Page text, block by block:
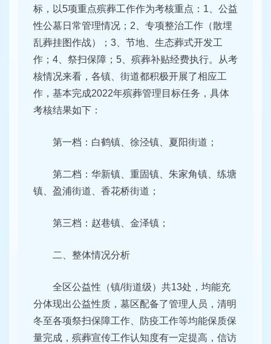
标，以5项重点殡葬工作作为考核重点：1、公益
性公墓日常管理情况；2、专项整治工作（散埋
乱葬挂图作战）；3、节地、生态葬式开发工
作；4、祭扫保障；5、殡葬补贴经费执行。从考
核情况来看，各镇、街道都积极开展了相应工
作，基本完成2022年殡葬管理目标任务，具体
考核结果如下：
第一档：白鹤镇、徐泾镇、夏阳街道；
第二档：华新镇、重固镇、朱家角镇、练塘
镇、盈浦街道、香花桥街道；
第三档：赵巷镇、金泽镇；
二、整体情况分析
全区公益性（镇/街道级）共13处，均能充
分体现出公益性质，墓区配备了管理人员，清明
冬至各项祭扫保障工作、防疫工作等均能保质保
量完成，殡葬宣传工作认知度有一定提高，信访